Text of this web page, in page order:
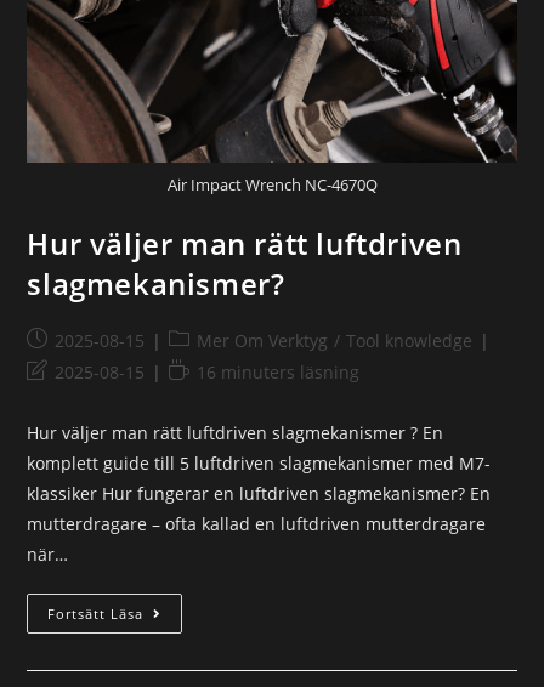
Air Impact Wrench NC-4670Q
Hur väljer man rätt luftdriven
slagmekanismer?
2025-08-15 Mer Om Verktyg / Tool knowledge
2025-08-15
16 minuters läsning
Hur väljer man rätt luftdriven slagmekanismer ? En
komplett guide till 5 luftdriven slagmekanismer med M7-
klassiker Hur fungerar en luftdriven slagmekanismer? En
mutterdragare – ofta kallad en luftdriven mutterdragare
när…
Fortsätt Läsa